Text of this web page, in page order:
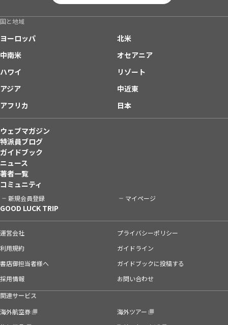
国と地域
ヨーロッパ
北米
中南米
オセアニア
ハワイ
リゾート
アジア
中近東
アフリカ
日本
ウェブマガジン
特派員ブログ
ガイドブック
ニュース
著者一覧
コミュニティ
新規会員登録 マイページ
GOOD LUCK TRIP
運営会社
プライバシーポリシー
利用規約
ガイドライン
書店御担当者様へ
ガイドブックに投稿する
採用情報
お問い合わせ
関連サービス
海外航空券
海外ツアー